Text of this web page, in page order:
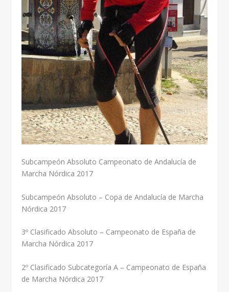
Subcampeón Absoluto Campeonato de Andalucía de
Marcha Nórdica 2017
Subcampeón Absoluto – Copa de Andalucía de Marcha
Nórdica 2017
3º Clasificado Absoluto – Campeonato de España de
Marcha Nórdica 2017
2º Clasificado Subcategoría A – Campeonato de España
de Marcha Nórdica 2017